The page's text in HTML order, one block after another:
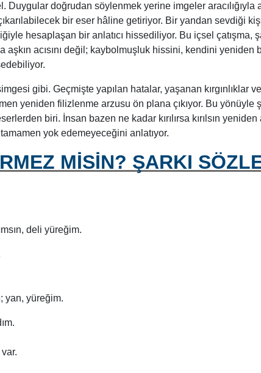
Duygular doğrudan söylenmek yerine imgeler aracılığıyla
bir eser hâline getiriyor. Bir yandan sevdiği
hesaplaşan bir anlatıcı hissediliyor. Bu içsel çatışma,
acısını değil; kaybolmuşluk hissini, kendini yeniden
gibi. Geçmişte yapılan hatalar, yaşanan kırgınlıklar ve
yeniden filizlenme arzusu ön plana çıkıyor. Bu yönüyle
biri. İnsan bazen ne kadar kırılırsa kırılsın yeniden
yok edemeyeceğini anlatıyor.
MİSİN? ŞARKI
deli yüreğim.
yan, yüreğim.